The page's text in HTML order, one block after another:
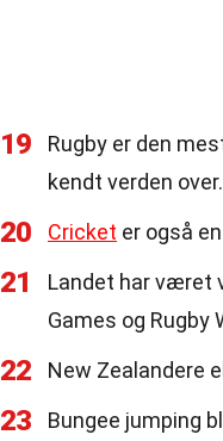
19
Rugby er den
kendt verden over.
20 Cricket er også
21
Landet har været
Games og Rugby
22 New Zealandere
23 Bungee jumping